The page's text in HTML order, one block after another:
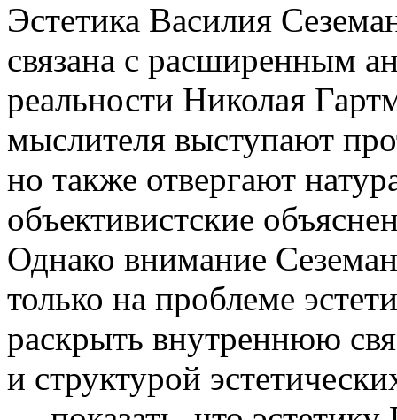
Эстетика Василия
связана с расширенным
реальности Николая
мыслителя выступают
но также отвергают
объективистские
Однако внимание
только на проблеме
раскрыть внутреннюю
и структурой